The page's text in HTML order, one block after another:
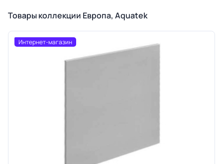
Товары коллекции Европа, Aquatek
Интернет-магазин